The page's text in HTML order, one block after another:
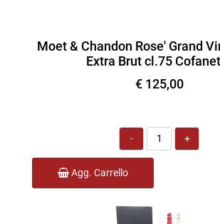
Moet & Chandon Rose' Grand
Extra Brut cl.75
€ 125,00
Quantità
Agg. Carrello